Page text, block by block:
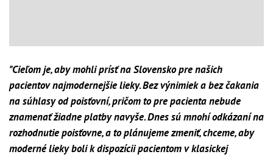
"Cieľom je, aby mohli prísť na Slovensko pre našich
pacientov najmodernejšie lieky. Bez výnimiek a bez čakania
na súhlasy od poisťovní, pričom to pre pacienta nebude
znamenať žiadne platby navyše. Dnes sú mnohí odkázaní na
rozhodnutie poisťovne, a to plánujeme zmeniť, chceme, aby
moderné lieky boli k dispozícii pacientom v klasickej